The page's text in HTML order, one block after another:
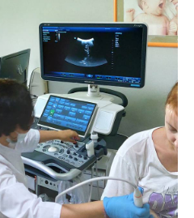
МЕДИЦИНСКИЙ
ЦЕНТР
МАМАМ ПАПАМ ДЕТЯМ
ГРАФИК
RUS
ENG
ОТЗЫВЫ